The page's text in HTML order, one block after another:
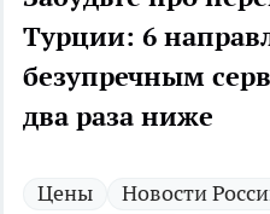
Турции: 6
безупречным
два раза ниже
Цены Новости